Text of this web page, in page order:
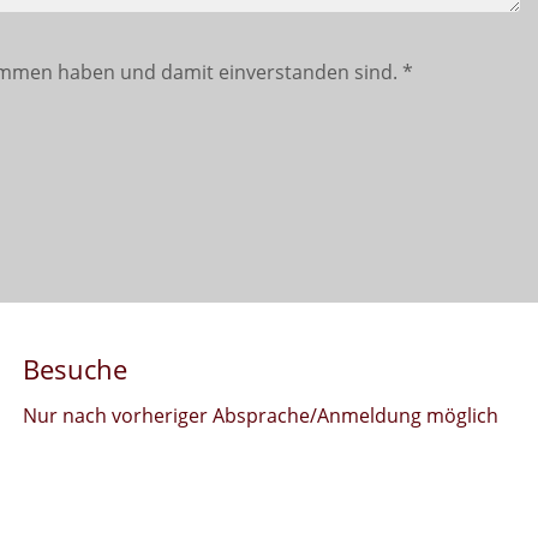
haben und damit einverstanden sind. *
Besuche
Nur nach vorheriger Absprache/Anmeldung möglich